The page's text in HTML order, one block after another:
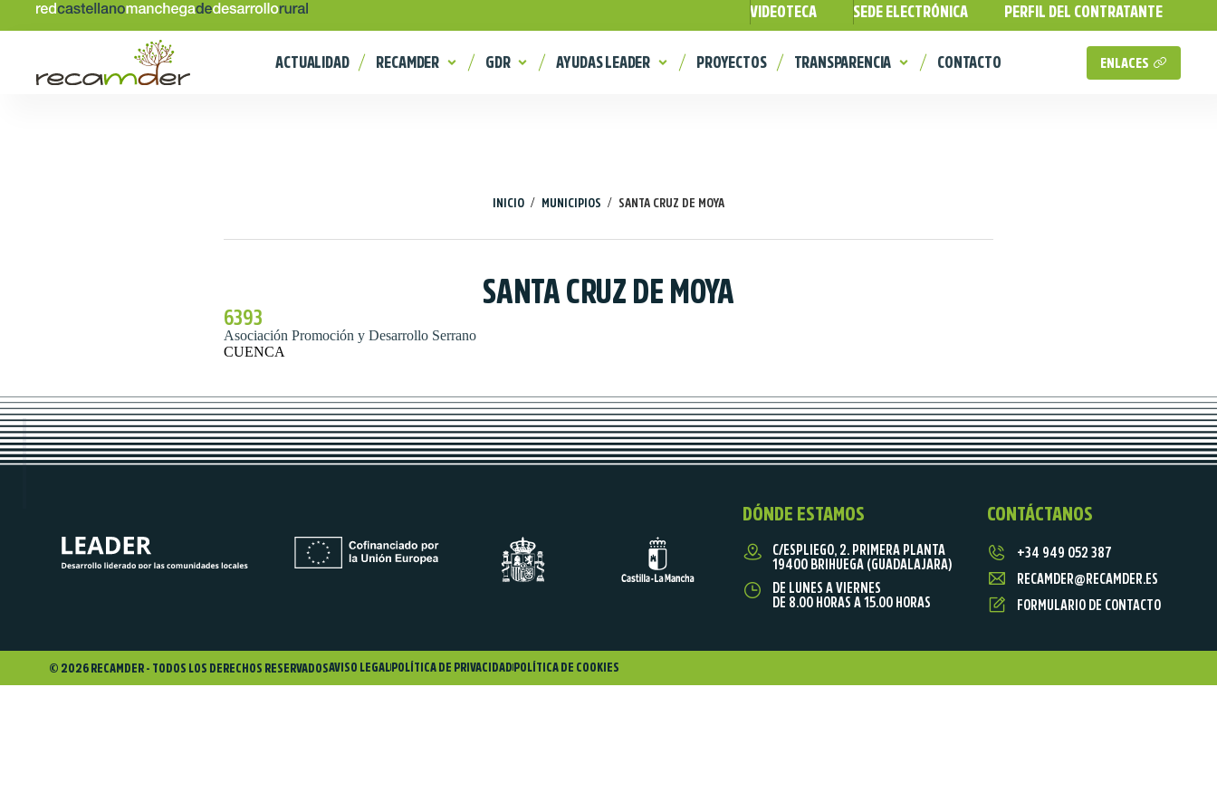
VIDEOTECA SEDE ELECTRÓNICA PERFIL DEL CONTRATANTE
ACTUALIDAD RECAMDER GDR AYUDAS LEADER PROYECTOS TRANSPARENCIA CONTACTO ENLACES
INICIO / MUNICIPIOS / SANTA CRUZ DE MOYA
SANTA CRUZ DE MOYA
6393
Asociación Promoción y Desarrollo Serrano
CUENCA
DÓNDE ESTAMOS
C/ESPLIEGO, 2. PRIMERA PLANTA
19400 BRIHUEGA (GUADALAJARA)
DE LUNES A VIERNES
DE 8.00 HORAS A 15.00 HORAS
CONTÁCTANOS
+34 949 052 387
RECAMDER@RECAMDER.ES
FORMULARIO DE CONTACTO
© 2026 RECAMDER - TODOS LOS DERECHOS RESERVADOSAVISO LEGALPOLÍTICA DE PRIVACIDADPOLÍTICA DE COOKIES